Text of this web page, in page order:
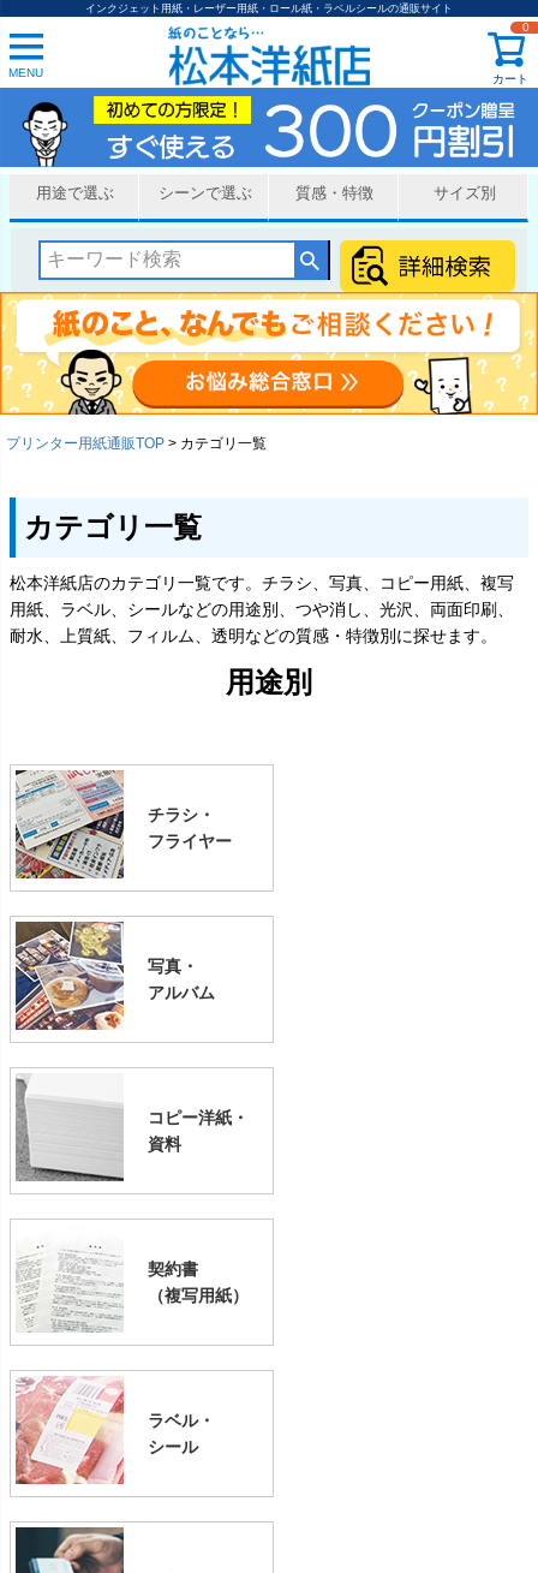
インクジェット用紙・レーザー用紙・ロール紙・ラベルシールの通販サイト
MENU カート
0
用途で選ぶ シーンで選ぶ 質感・特徴 サイズ別
プリンター用紙通販TOP カテゴリ一覧
カテゴリ一覧
松本洋紙店のカテゴリ一覧です。チラシ、写真、コピー用紙、複写
用紙、ラベル、シールなどの用途別、つや消し、光沢、両面印刷、
耐水、上質紙、フィルム、透明などの質感・特徴別に探せます。
用途別
チラシ・
フライヤー
写真・
アルバム
コピー洋紙・
資料
契約書
（複写用紙）
ラベル・
シール